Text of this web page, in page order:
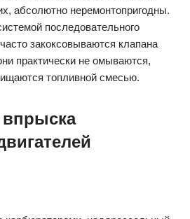
абсолютно неремонтопригодны.
последовательного
закоксовываются клапана
практически не омываются,
топливной смесью.